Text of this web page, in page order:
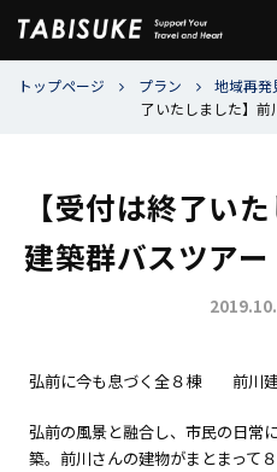
トップページ プラン 地域再発
了いたしました】前
【受付は終了い
建築群バスツアー
弘前に今も息づく全８棟 前川建
弘前の風景と融合し、市民の日常
築。前川さんの建物がまとまって